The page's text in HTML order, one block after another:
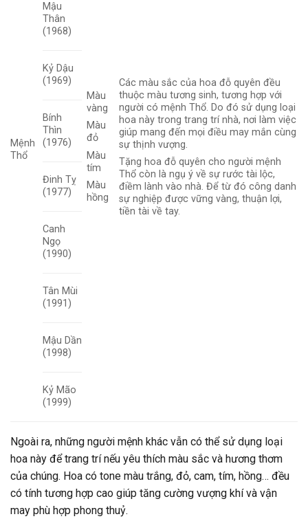
Mệnh
Thổ
Màu
vàng
Màu
đỏ
Màu
tím
Màu
hồng
Các màu sắc của hoa đỗ quyên đều
thuộc màu tương sinh, tương hợp với
người có mệnh Thổ. Do đó sử dụng loại
hoa này trong trang trí nhà, nơi làm việc
giúp mang đến mọi điều may mắn cùng
sự thịnh vượng.
Tặng hoa đỗ quyên cho người mệnh
Thổ còn là ngụ ý về sự rước tài lộc,
điềm lành vào nhà. Để từ đó công danh
sự nghiệp được vững vàng, thuận lợi,
tiền tài về tay.
Mậu
Thân
(1968)
Kỷ Dậu
(1969)
Bính
Thìn
(1976)
Đinh Tỵ
(1977)
Canh
Ngọ
(1990)
Tân Mùi
(1991)
Mậu Dần
(1998)
Kỷ Mão
(1999)
Ngoài ra, những người mệnh khác vẫn có thể sử dụng loại
hoa này để trang trí nếu yêu thích màu sắc và hương thơm
của chúng. Hoa có tone màu trắng, đỏ, cam, tím, hồng… đều
có tính tương hợp cao giúp tăng cường vượng khí và vận
may phù hợp phong thuỷ.